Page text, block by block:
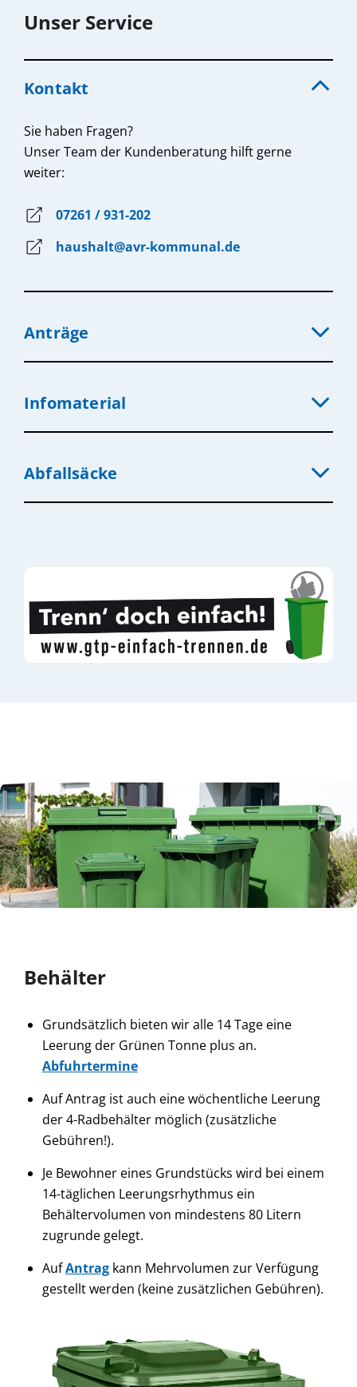
Unser Service
Kontakt
Sie haben Fragen?
Unser Team der Kundenberatung hilft gerne
weiter:
07261 / 931-202
haushalt@avr-kommunal.de
Anträge
Infomaterial
Abfallsäcke
Behälter
Grundsätzlich bieten wir alle 14 Tage eine
Leerung der Grünen Tonne plus an.
Abfuhrtermine
Auf Antrag ist auch eine wöchentliche Leerung
der 4-Radbehälter möglich (zusätzliche
Gebühren!).
Je Bewohner eines Grundstücks wird bei einem
14-täglichen Leerungsrhythmus ein
Behältervolumen von mindestens 80 Litern
zugrunde gelegt.
AufAntrag kann Mehrvolumen zur Verfügung
gestellt werden (keine zusätzlichen Gebühren).